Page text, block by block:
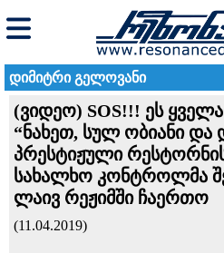
დიმიტრი გელოვანი
(ვიდეო) SOS!!! ეს
“ნახეთ, სულ ობიანი
პრესტიჟული
სახალხო კონტროლმა
ლაივ რეჟიმში ჩაერთო
(11.04.2019)